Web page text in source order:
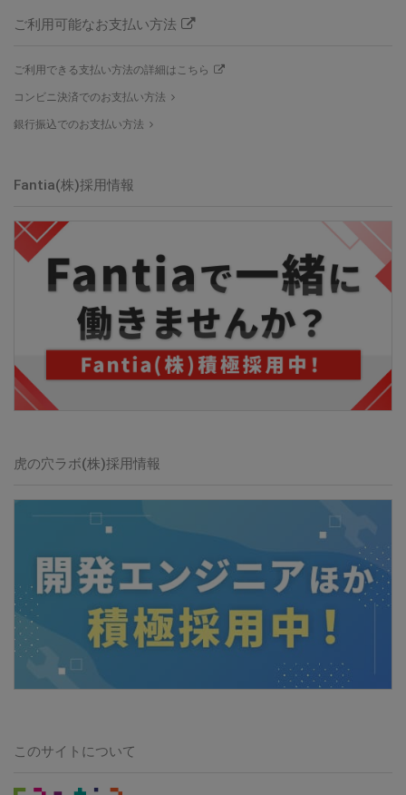
ご利用可能なお支払い方法
ご利用できる支払い方法の詳細はこちら
コンビニ決済でのお支払い方法
銀行振込でのお支払い方法
Fantia(株)採用情報
虎の穴ラボ(株)採用情報
このサイトについて